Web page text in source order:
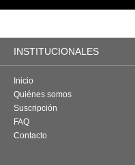
INSTITUCIONALES
Inicio
Quiénes somos
Suscripción
FAQ
Contacto